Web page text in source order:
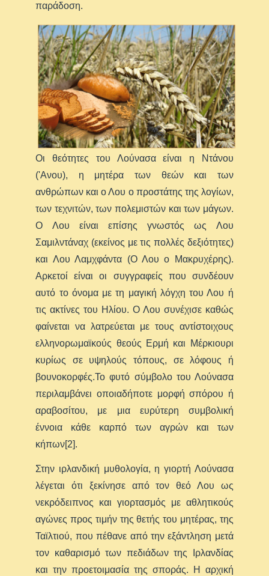
παράδοση.
Οι θεότητες του Λούνασα είναι η Ντάνου
('Aνου), η μητέρα των θεών και των
ανθρώπων και ο Λου ο προστάτης της λογίων,
των τεχνιτών, των πολεμιστών και των μάγων.
Ο Λου είναι επίσης γνωστός ως Λου
Σαμιλντάναχ (εκείνος με τις πολλές δεξιότητες)
και Λου Λαμχφάντα (Ο Λου ο Μακρυχέρης).
Αρκετοί είναι οι συγγραφείς που συνδέουν
αυτό το όνομα με τη μαγική λόγχη του Λου ή
τις ακτίνες του Ηλίου. Ο Λου συνέχισε καθώς
φαίνεται να λατρεύεται με τους αντίστοιχους
ελληνορωμαϊκούς θεούς Ερμή και Μέρκιουρι
κυρίως σε υψηλούς τόπους, σε λόφους ή
βουνοκορφές.Το φυτό σύμβολο του Λούνασα
περιλαμβάνει οποιαδήποτε μορφή σπόρου ή
αραβοσίτου, με μια ευρύτερη συμβολική
έννοια κάθε καρπό των αγρών και των
κήπων[2].
Στην ιρλανδική μυθολογία, η γιορτή Λούνασα
λέγεται ότι ξεκίνησε από τον θεό Λου ως
νεκρόδειπνος και γιορτασμός με αθλητικούς
αγώνες προς τιμήν της θετής του μητέρας, της
Ταϊλτιού, που πέθανε από την εξάντληση μετά
τον καθαρισμό των πεδιάδων της Ιρλανδίας
και την προετοιμασία της σποράς. Η αρχική